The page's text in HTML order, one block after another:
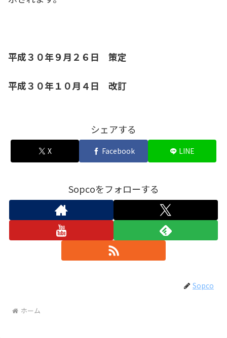
平成３０年９月２６日 策定
平成３０年１０月４日 改訂
シェアする
X Facebook LINE
Sopcoをフォローする
Sopco
ホーム